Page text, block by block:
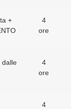
+
4
ore
dalle
4
ore
4